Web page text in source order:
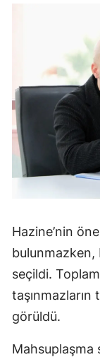
Hazine’nin
bulunmazken,
seçildi.
taşınmazların
görüldü.
Mahsuplaşma